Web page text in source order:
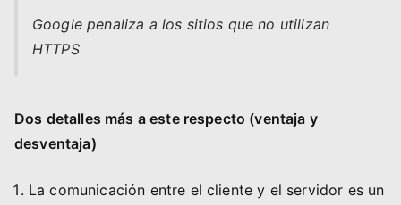
Google penaliza a los sitios que no utilizan
HTTPS
Dos detalles más a este respecto (ventaja y
desventaja)
La comunicación entre el cliente y el servidor es un